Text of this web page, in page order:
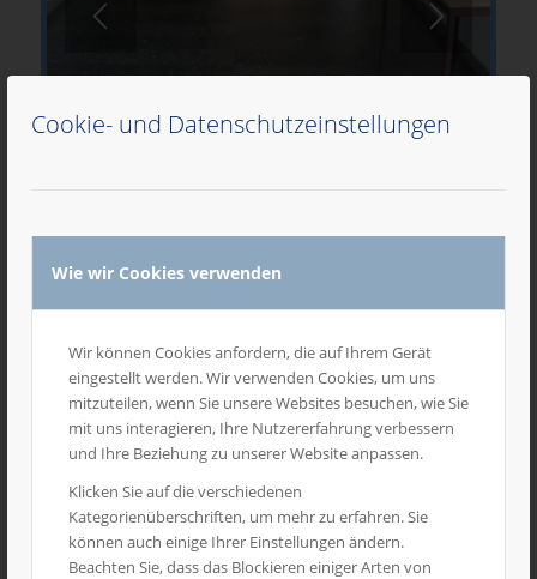
Cookie- und Datenschutzeinstellungen
Wie wir Cookies verwenden
Wir können Cookies anfordern, die auf Ihrem Gerät
eingestellt werden. Wir verwenden Cookies, um uns
mitzuteilen, wenn Sie unsere Websites besuchen, wie Sie
mit uns interagieren, Ihre Nutzererfahrung verbessern
und Ihre Beziehung zu unserer Website anpassen.
Klicken Sie auf die verschiedenen
Kategorienüberschriften, um mehr zu erfahren. Sie
können auch einige Ihrer Einstellungen ändern.
Beachten Sie, dass das Blockieren einiger Arten von
1452
Schulen für Bodenfolien
Anfrage Angebot